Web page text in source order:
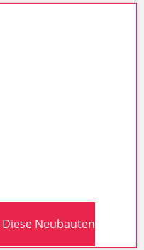
Diese Neubauten